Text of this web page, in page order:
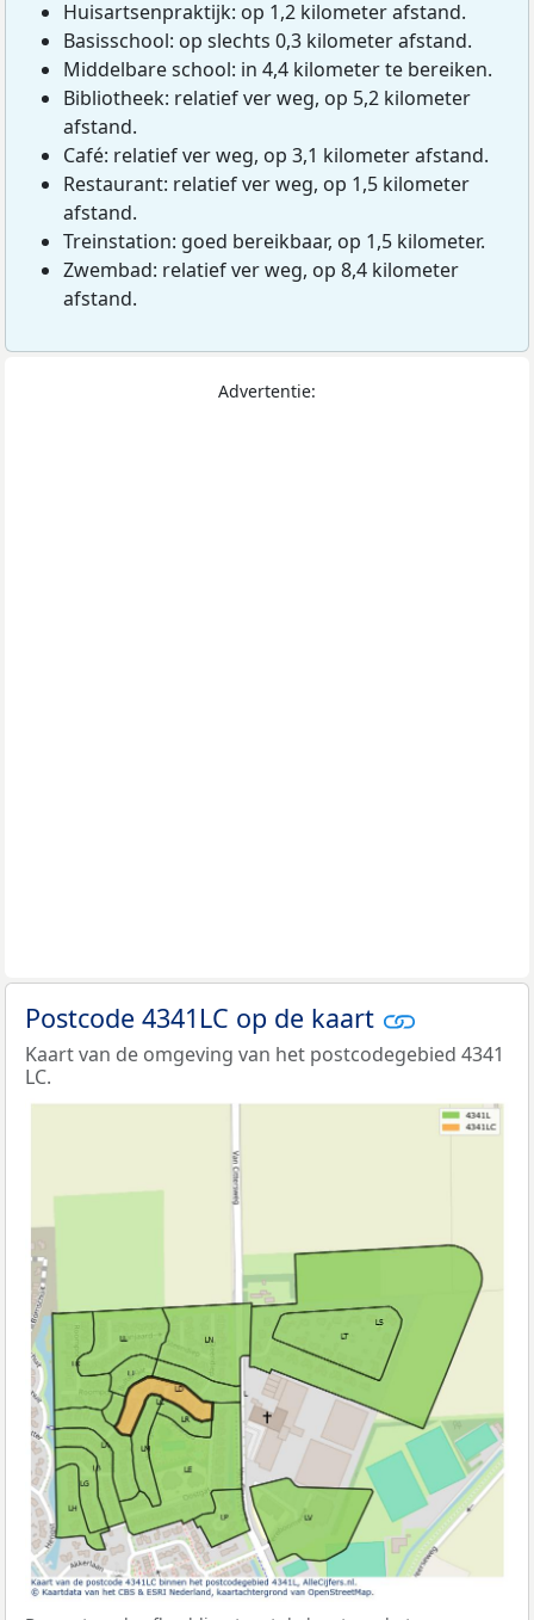
Huisartsenpraktijk: op 1,2 kilometer afstand.
Basisschool: op slechts 0,3 kilometer afstand.
Middelbare school: in 4,4 kilometer te bereiken.
Bibliotheek: relatief ver weg, op 5,2 kilometer
afstand.
Café: relatief ver weg, op 3,1 kilometer afstand.
Restaurant: relatief ver weg, op 1,5 kilometer
afstand.
Treinstation: goed bereikbaar, op 1,5 kilometer.
Zwembad: relatief ver weg, op 8,4 kilometer
afstand.
Advertentie:
Postcode 4341LC op de kaart
Kaart van de omgeving van het postcodegebied 4341
LC.